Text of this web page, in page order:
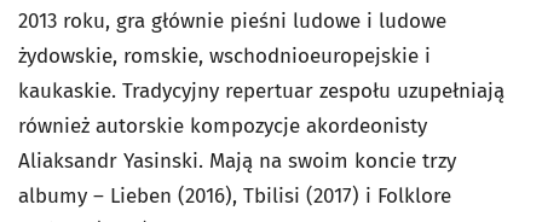
2013 roku, gra głównie pieśni ludowe i ludowe
żydowskie, romskie, wschodnioeuropejskie i
kaukaskie. Tradycyjny repertuar zespołu uzupełniają
również autorskie kompozycje akordeonisty
Aliaksandr Yasinski. Mają na swoim koncie trzy
albumy – Lieben (2016), Tbilisi (2017) i Folklore